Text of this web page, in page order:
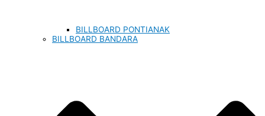
BILLBOARD PONTIANAK
BILLBOARD BANDARA